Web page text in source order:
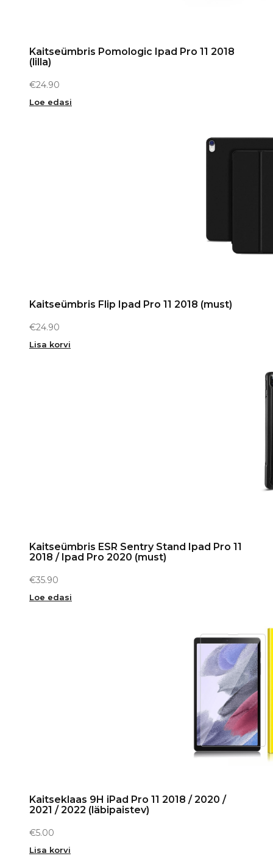
Kaitseümbris Pomologic Ipad Pro 11 2018
(lilla)
€24.90
Loe edasi
Kaitseümbris Flip Ipad Pro 11 2018 (must)
€24.90
Lisa korvi
Kaitseümbris ESR Sentry Stand Ipad Pro 11
2018 / Ipad Pro 2020 (must)
€35.90
Loe edasi
Kaitseklaas 9H iPad Pro 11 2018 / 2020 /
2021 / 2022 (läbipaistev)
€5.00
Lisa korvi